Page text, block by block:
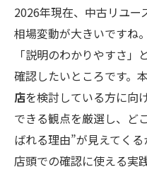
2026年現在、中古リユー
相場変動が大きいですね
「説明のわかりやすさ
確認したいところです。本
店を検討している方に向
できる観点を厳選し、ど
ばれる理由”が見えてく
店頭での確認に使える実